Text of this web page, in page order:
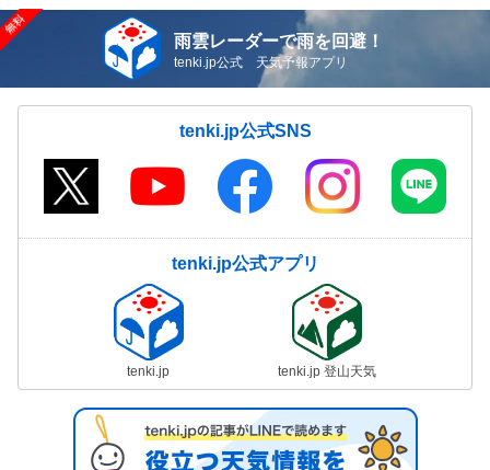
雨雲レーダーで雨を回避！
tenki.jp公式 天気予報アプリ
tenki.jp公式SNS
tenki.jp公式アプリ
tenki.jp tenki.jp 登山天気